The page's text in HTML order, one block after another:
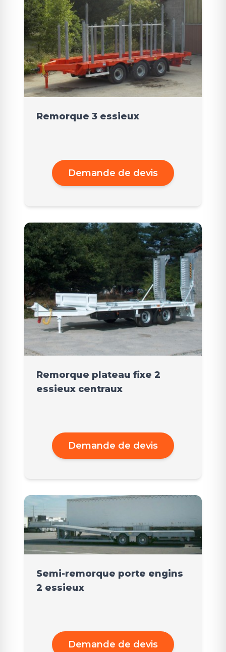
Remorque 3 essieux
Demande de devis
Remorque plateau fixe 2
essieux centraux
Demande de devis
Semi-remorque porte engins
2 essieux
Demande de devis